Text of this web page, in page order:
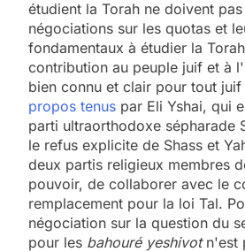
étudient la Torah ne doivent
négociations sur les quotas et
fondamentaux à étudier la
contribution au peuple juif et à
bien connu et clair pour tout
propos tenus par Eli Yshai, qui
parti ultraorthodoxe sépharade
le refus explicite de Shass et
deux partis religieux membres
pouvoir, de collaborer avec le
remplacement pour la loi Tal.
négociation sur la question du
pour les bahouré yeshivot n'est